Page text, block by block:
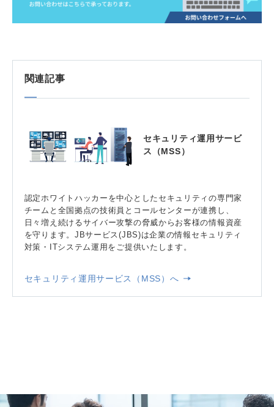
関連記事
セキュリティ運用サービ
ス（MSS）
認定ホワイトハッカーを中心としたセキュリティの専門家
チームと全国拠点の技術員とコールセンターが連携し、
日々増え続けるサイバー攻撃の脅威からお客様の情報資産
を守ります。JBサービス(JBS)は企業の情報セキュリティ
対策・ITシステム運用をご提供いたします。
セキュリティ運用サービス（MSS）へ